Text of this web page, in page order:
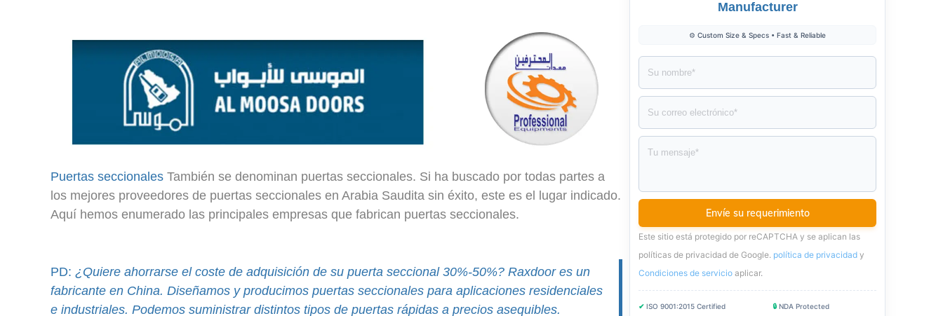
Puertas seccionales También se denominan puertas seccionales. Si ha buscado por todas partes a
los mejores proveedores de puertas seccionales en Arabia Saudita sin éxito, este es el lugar indicado.
Aquí hemos enumerado las principales empresas que fabrican puertas seccionales.
PD: ¿Quiere ahorrarse el coste de adquisición de su puerta seccional 30%-50%? Raxdoor es un
fabricante en China. Diseñamos y producimos puertas seccionales para aplicaciones residenciales
e industriales. Podemos suministrar distintos tipos de puertas rápidas a precios asequibles.
Manufacturer
⚙️ Custom Size & Specs • Fast & Reliable
Este sitio está protegido por reCAPTCHA y se aplican las
políticas de privacidad de Google. política de privacidad y
Condiciones de servicio aplicar.
✔ ISO 9001:2015 Certified 🔒 NDA Protected